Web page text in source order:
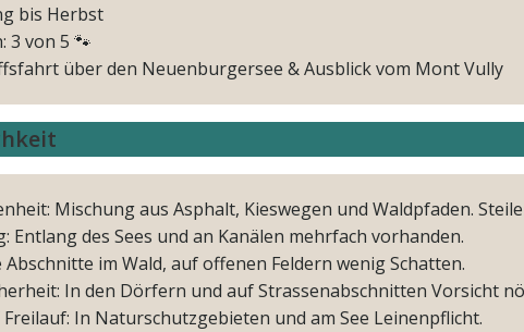
bis Herbst
3 von 5 🐾
über den Neuenburgersee & Ausblick vom Mont Vully
Mischung aus Asphalt, Kieswegen und Waldpfaden.
Entlang des Sees und an Kanälen mehrfach vorhanden.
Abschnitte im Wald, auf offenen Feldern wenig Schatten.
In den Dörfern und auf Strassenabschnitten Vorsicht
In Naturschutzgebieten und am See Leinenpflicht.